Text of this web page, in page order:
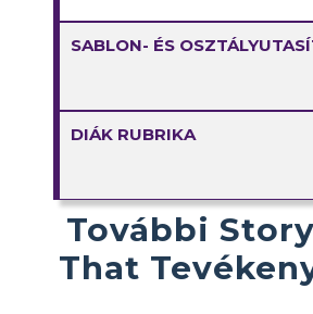
SABLON- ÉS
DIÁK RUBRIKA
További
That